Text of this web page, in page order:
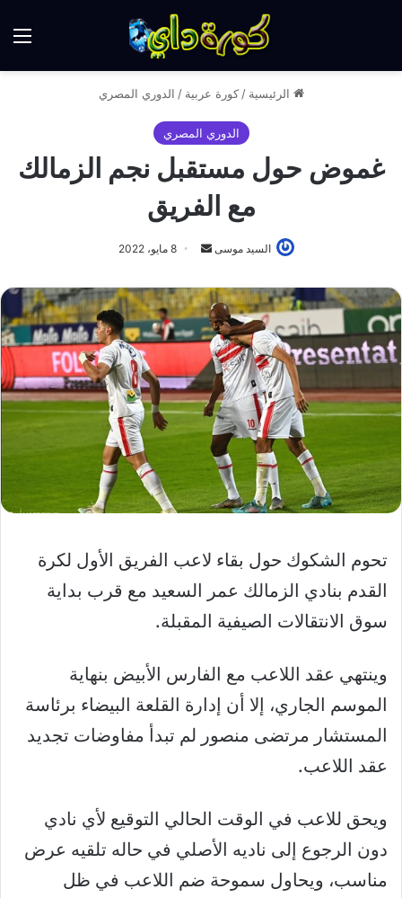
الرئيسية / كورة عربية / الدوري المصري
الدوري المصري
غموض حول مستقبل نجم الزمالك
مع الفريق
السيد موسى
أرسل
إلكترونيا
8 مايو، 2022
تحوم الشكوك حول بقاء لاعب الفريق الأول لكرة
القدم بنادي الزمالك عمر السعيد مع قرب بداية
سوق الانتقالات الصيفية المقبلة.
وينتهي عقد اللاعب مع الفارس الأبيض بنهاية
الموسم الجاري، إلا أن إدارة القلعة البيضاء برئاسة
المستشار مرتضى منصور لم تبدأ مفاوضات تجديد
عقد اللاعب.
ويحق للاعب في الوقت الحالي التوقيع لأي نادي
دون الرجوع إلى ناديه الأصلي في حاله تلقيه عرض
مناسب، ويحاول سموحة ضم اللاعب في ظل